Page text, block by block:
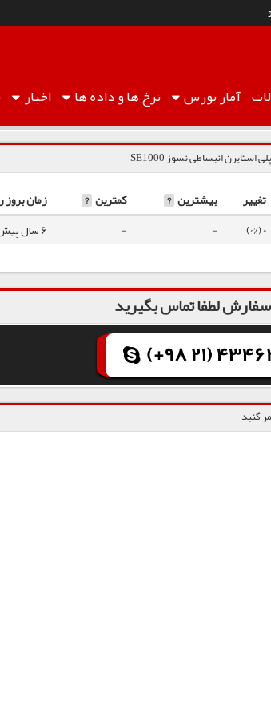
آماربورس نرخ هاو داده ها اخبار
پلی استایرن انبساطی نسوز SE1000
تغییر بیشترین ? کمترین ? زمان بروز
0 (0%)
-
- 6 سال پیش
لطفا تماس بگیرید
(+98 21)